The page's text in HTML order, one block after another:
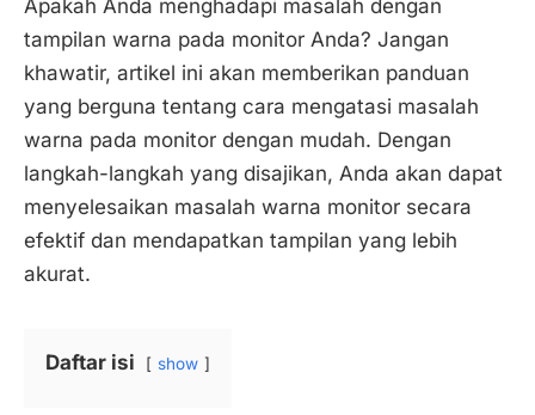
Apakah Anda menghadapi masalah dengan
tampilan warna pada monitor Anda? Jangan
khawatir, artikel ini akan memberikan panduan
yang berguna tentang cara mengatasi masalah
warna pada monitor dengan mudah. Dengan
langkah-langkah yang disajikan, Anda akan dapat
menyelesaikan masalah warna monitor secara
efektif dan mendapatkan tampilan yang lebih
akurat.
Daftar isi show